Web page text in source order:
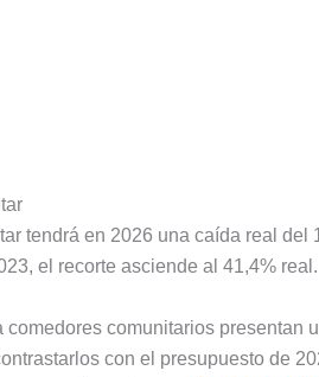
tendrá en 2026 una caída real del
el recorte asciende al 41,4% real.
comunitarios presentan
con el presupuesto de